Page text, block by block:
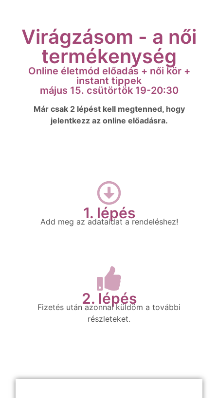
Virágzásom - a női
termékenység
Online életmód előadás​ + női kör +
instant tippek​
május 15. csütörtök 19-20:30
Már csak 2 lépést kell megtenned, hogy
jelentkezz az online előadásra.
1. lépés
Add meg az adataidat a rendeléshez!
2. lépés
Fizetés után azonnal küldöm a további
részleteket.